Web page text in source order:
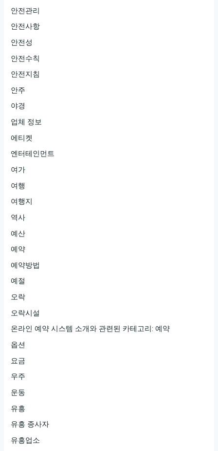
안전관리
안전사항
안전성
안전수칙
안전지침
안주
야경
업체 정보
에티켓
엔터테인먼트
여가
여행
여행지
역사
예산
예약
예약방법
예절
오락
오락시설
온라인 예약 시스템 소개와 관련된 카테고리: 예약
옵션
요금
우주
운동
유흥
유흥 종사자
유흥업소